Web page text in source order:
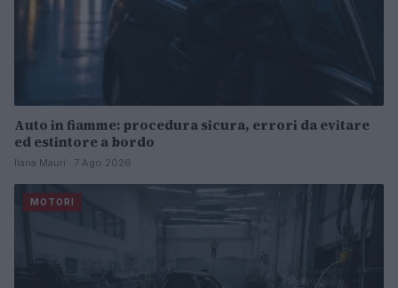
Auto in fiamme: procedura sicura, errori da evitare
ed estintore a bordo
Ilaria Mauri · 7 Ago 2026
MOTORI